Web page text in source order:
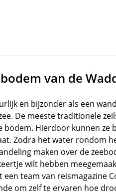
van de
en bijzonder als een
De meeste traditionele
bodem. Hierdoor kunnen ze
Zodra het water rondom
maken over de
wilt hebben
team van reismagazine
om zelf te ervaren hoe